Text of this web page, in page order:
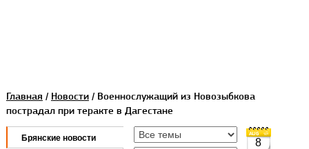
Главная / Новости/ Военнослужащий из Новозыбкова
пострадал при теракте в Дагестане
Брянские новости 8